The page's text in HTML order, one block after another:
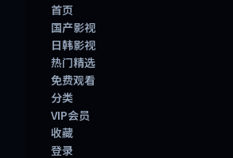
首页
国产影视
日韩影视
热门精选
免费观看
分类
VIP会员
收藏
登录